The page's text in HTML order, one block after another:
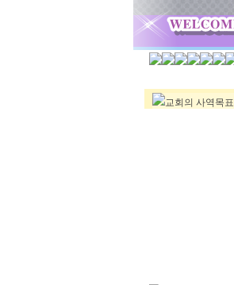
교회의 사역목표